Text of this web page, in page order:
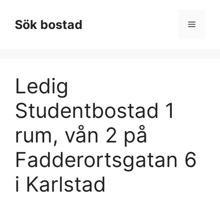
innehållSök bostad Meny
Ledig
Studentbostad 1
rum, vån 2 på
Fadderortsgatan 6
i Karlstad